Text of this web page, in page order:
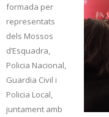
formada per
representats
dels Mossos
d’Esquadra,
Policia Nacional,
Guardia Civil i
Policia Local,
juntament amb